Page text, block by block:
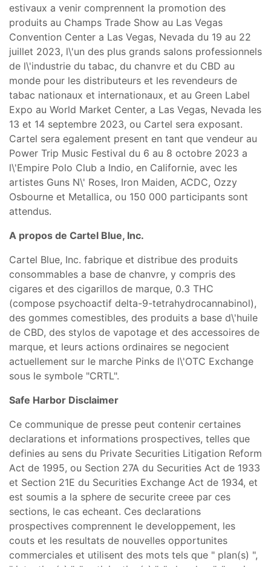
estivaux a venir comprennent la promotion des
produits au Champs Trade Show au Las Vegas
Convention Center a Las Vegas, Nevada du 19 au 22
juillet 2023, l\'un des plus grands salons professionnels
de l\'industrie du tabac, du chanvre et du CBD au
monde pour les distributeurs et les revendeurs de
tabac nationaux et internationaux, et au Green Label
Expo au World Market Center, a Las Vegas, Nevada les
13 et 14 septembre 2023, ou Cartel sera exposant.
Cartel sera egalement present en tant que vendeur au
Power Trip Music Festival du 6 au 8 octobre 2023 a
l\'Empire Polo Club a Indio, en Californie, avec les
artistes Guns N\' Roses, Iron Maiden, ACDC, Ozzy
Osbourne et Metallica, ou 150 000 participants sont
attendus.
A propos de Cartel Blue, Inc.
Cartel Blue, Inc. fabrique et distribue des produits
consommables a base de chanvre, y compris des
cigares et des cigarillos de marque, 0.3 THC
(compose psychoactif delta-9-tetrahydrocannabinol),
des gommes comestibles, des produits a base d\'huile
de CBD, des stylos de vapotage et des accessoires de
marque, et leurs actions ordinaires se negocient
actuellement sur le marche Pinks de l\'OTC Exchange
sous le symbole "CRTL".
Safe Harbor Disclaimer
Ce communique de presse peut contenir certaines
declarations et informations prospectives, telles que
definies au sens du Private Securities Litigation Reform
Act de 1995, ou Section 27A du Securities Act de 1933
et Section 21E du Securities Exchange Act de 1934, et
est soumis a la sphere de securite creee par ces
sections, le cas echeant. Ces declarations
prospectives comprennent le developpement, les
couts et les resultats de nouvelles opportunites
commerciales et utilisent des mots tels que " plan(s) ",